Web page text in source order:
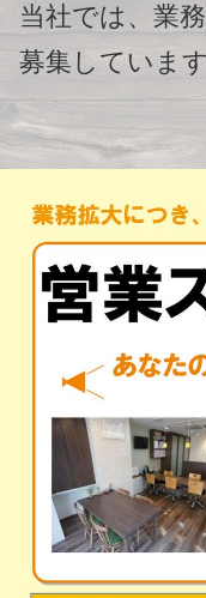
当社では、業
募集しています